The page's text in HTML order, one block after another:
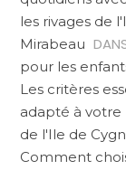
les rivages de
Mirabeau
pour les
Les critères
adapté à votre
de l'Ile de
Comment